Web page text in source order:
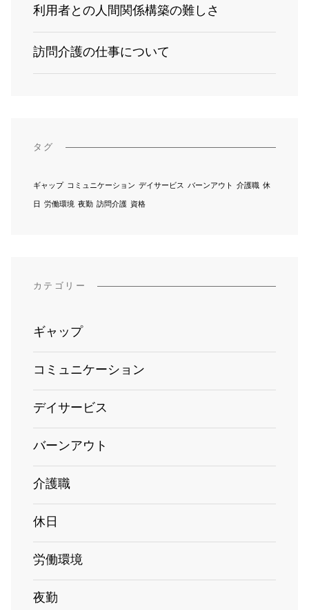
利用者との人間関係構築の難しさ
訪問介護の仕事について
タグ
ギャップ コミュニケーション デイサービス バーンアウト 介護職 休
日 労働環境 夜勤 訪問介護 資格
カテゴリー
ギャップ
コミュニケーション
デイサービス
バーンアウト
介護職
休日
労働環境
夜勤